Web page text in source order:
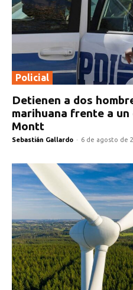
Policial
Detienen a dos
marihuana frente a
Montt
Sebastián Gallardo - 6 de agosto de